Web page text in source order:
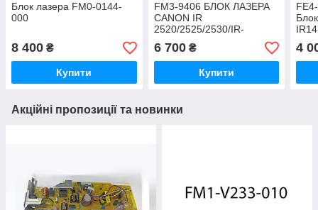
Блок лазера FM0-0144-
000
8 400 ₴
Купити
FM3-9406 БЛОК ЛАЗЕРА
CANON IR
2520/2525/2530/IR-
ADV4025I FM3-9351
6 700₴
Купити
4
Акційні пропозиції та новинки